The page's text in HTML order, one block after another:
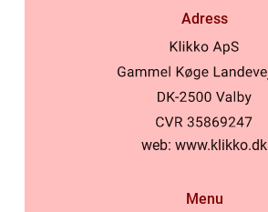
Adress
web: www.klikko.dk
Menu